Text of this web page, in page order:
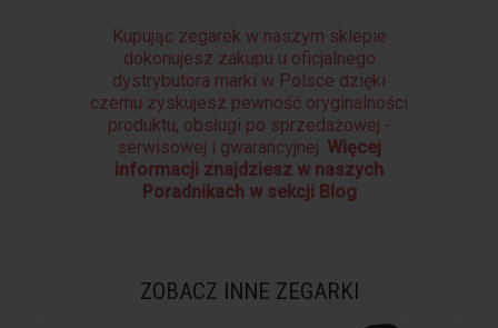
Kupując zegarek w naszym sklepie
dokonujesz zakupu u oficjalnego
dystrybutora marki w Polsce dzięki
czemu zyskujesz pewność oryginalności
produktu, obsługi po sprzedażowej -
serwisowej i gwarancyjnej. Więcej
informacji znajdziesz w naszych
Poradnikach w sekcji Blog
ZOBACZ INNE ZEGARKI